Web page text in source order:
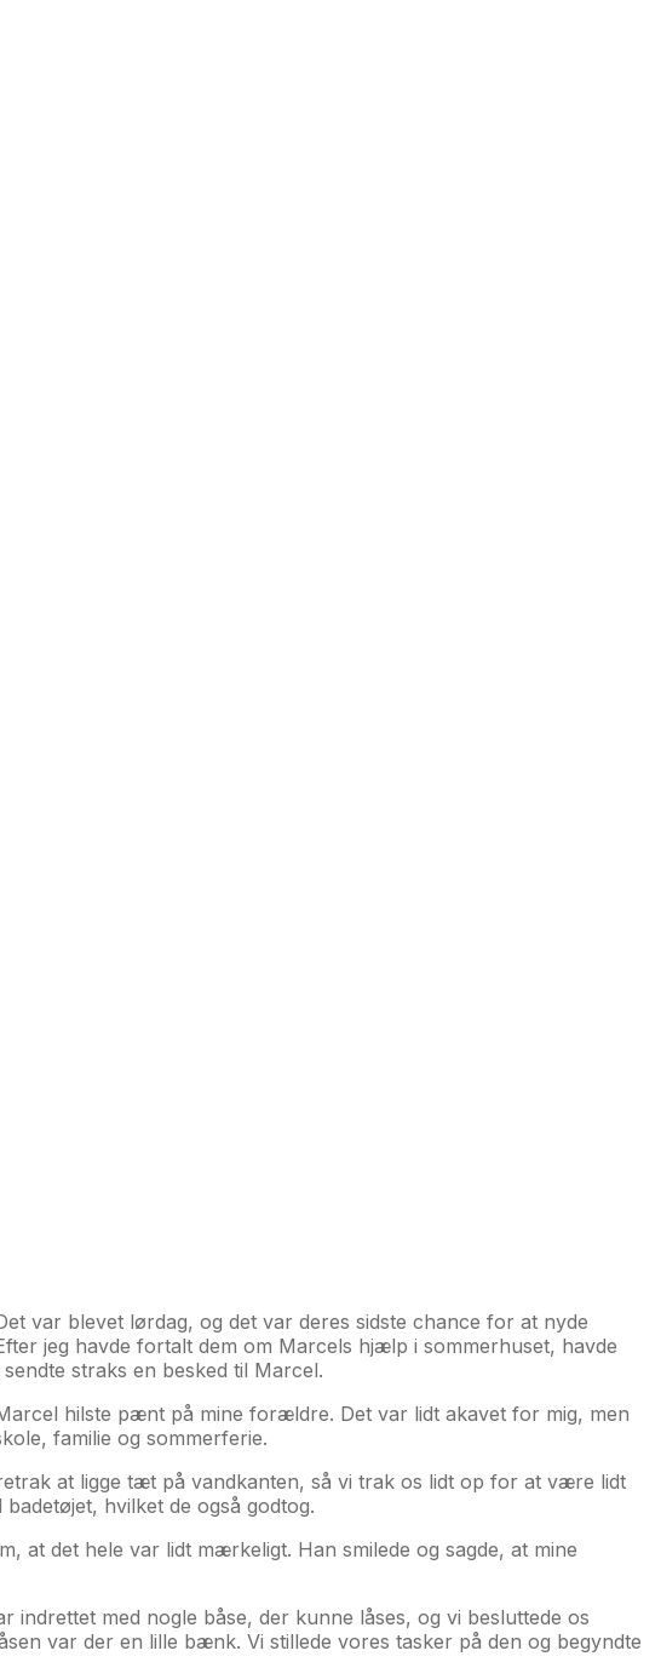
var blevet lørdag, og det var deres sidste chance for at nyde
jeg havde fortalt dem om Marcels hjælp i sommerhuset, havde
straks en besked til Marcel.
hilste pænt på mine forældre. Det var lidt akavet for mig, men
familie og sommerferie.
at ligge tæt på vandkanten, så vi trak os lidt op for at være lidt
hvilket de også godtog.
at det hele var lidt mærkeligt. Han smilede og sagde, at mine
med nogle båse, der kunne låses, og vi besluttede os
var der en lille bænk. Vi stillede vores tasker på den og begyndte